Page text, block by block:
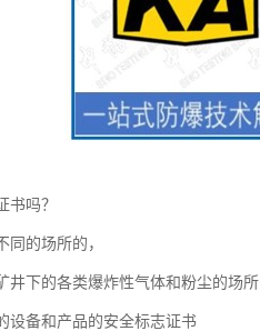
书吗？
同的场所的，
井下的各类爆炸性气体和粉尘的场所
设备和产品的安全标志证书